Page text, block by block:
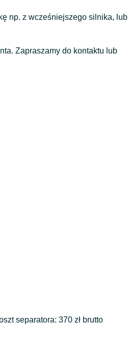
np. z wcześniejszego silnika, lub
Zapraszamy do kontaktu lub
separatora: 370 zł brutto